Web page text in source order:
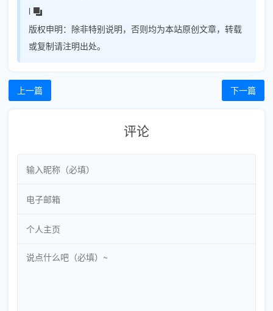
l
版权申明： 除非特别说明，否则均为本站原创文章，转载
或复制请注明出处。
上一篇 下一篇
评论